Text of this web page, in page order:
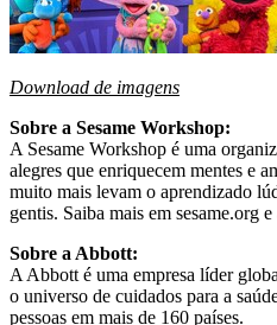
Download de imagens
Sobre a Sesame Workshop:
A Sesame Workshop é uma
alegres que enriquecem mentes e
muito mais levam o aprendizado
gentis. Saiba mais em sesame.org
Sobre a Abbott:
A Abbott é uma empresa líder
o universo de cuidados para a
pessoas em mais de 160 países.